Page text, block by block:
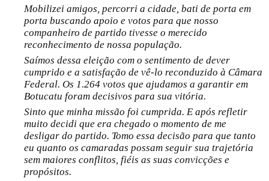
Mobilizei amigos, percorri a cidade, bati de porta em
porta buscando apoio e votos para que nosso
companheiro de partido tivesse o merecido
reconhecimento de nossa população.
Saímos dessa eleição com o sentimento de dever
cumprido e a satisfação de vê-lo reconduzido à Câmara
Federal. Os 1.264 votos que ajudamos a garantir em
Botucatu foram decisivos para sua vitória.
Sinto que minha missão foi cumprida. E após refletir
muito decidi que era chegado o momento de me
desligar do partido. Tomo essa decisão para que tanto
eu quanto os camaradas possam seguir sua trajetória
sem maiores conflitos, fiéis as suas convicções e
propósitos.